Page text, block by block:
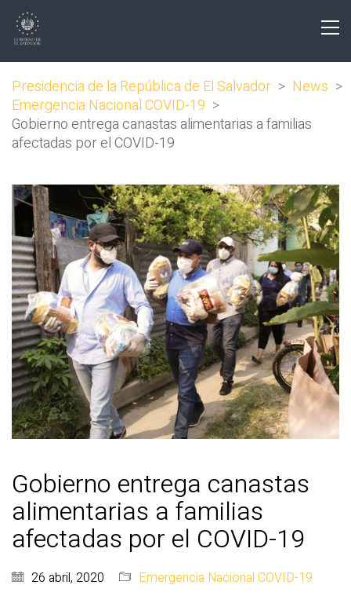
Presidencia de la República de El Salvador > News >
Emergencia Nacional COVID-19 >
Gobierno entrega canastas alimentarias a familias
afectadas por el COVID-19
Gobierno entrega canastas
alimentarias a familias
afectadas por el COVID-19
26 abril, 2020 Emergencia Nacional COVID-19